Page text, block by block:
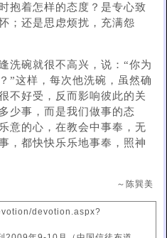
抱着怎样的态度？是专心致
；还是思虑烦扰，充满怨
洗碗就很不高兴，说：“你为
”这样，每次他洗碗，虽然确
不好受，反而影响彼此的关
少事，而是我们做事的态
意的心，在教会中事奉，无
，都快快乐乐地事奉，照神
～陈巽美
devotion.aspx?